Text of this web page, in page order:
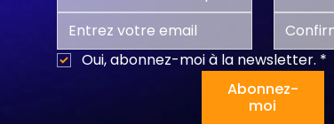
Oui, abonnez-moi à la newsletter. *
Abonnez-
moi